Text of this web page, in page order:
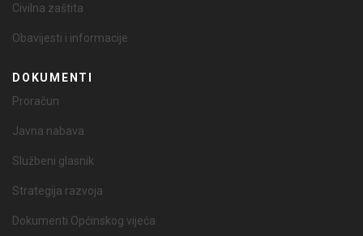
Civilna zaštita
Obavijesti i informacije
DOKUMENTI
Proračun
Javna nabava
Službeni glasnik
Strategija razvoja
Dokumenti Općinskog vijeća